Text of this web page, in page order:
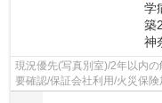
学
築
神
現況優先(写真別室)/2年以内
要確認/保証会社利用/火災保